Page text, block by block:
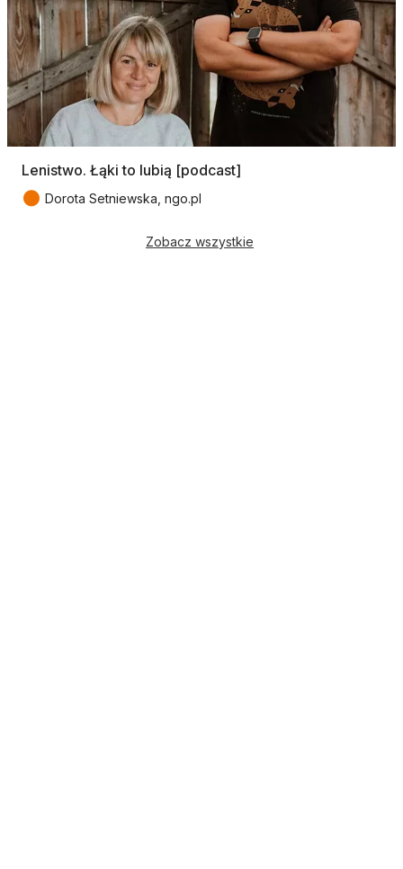
Lenistwo. Łąki to lubią [podcast]
● Dorota Setniewska, ngo.pl
Zobacz wszystkie